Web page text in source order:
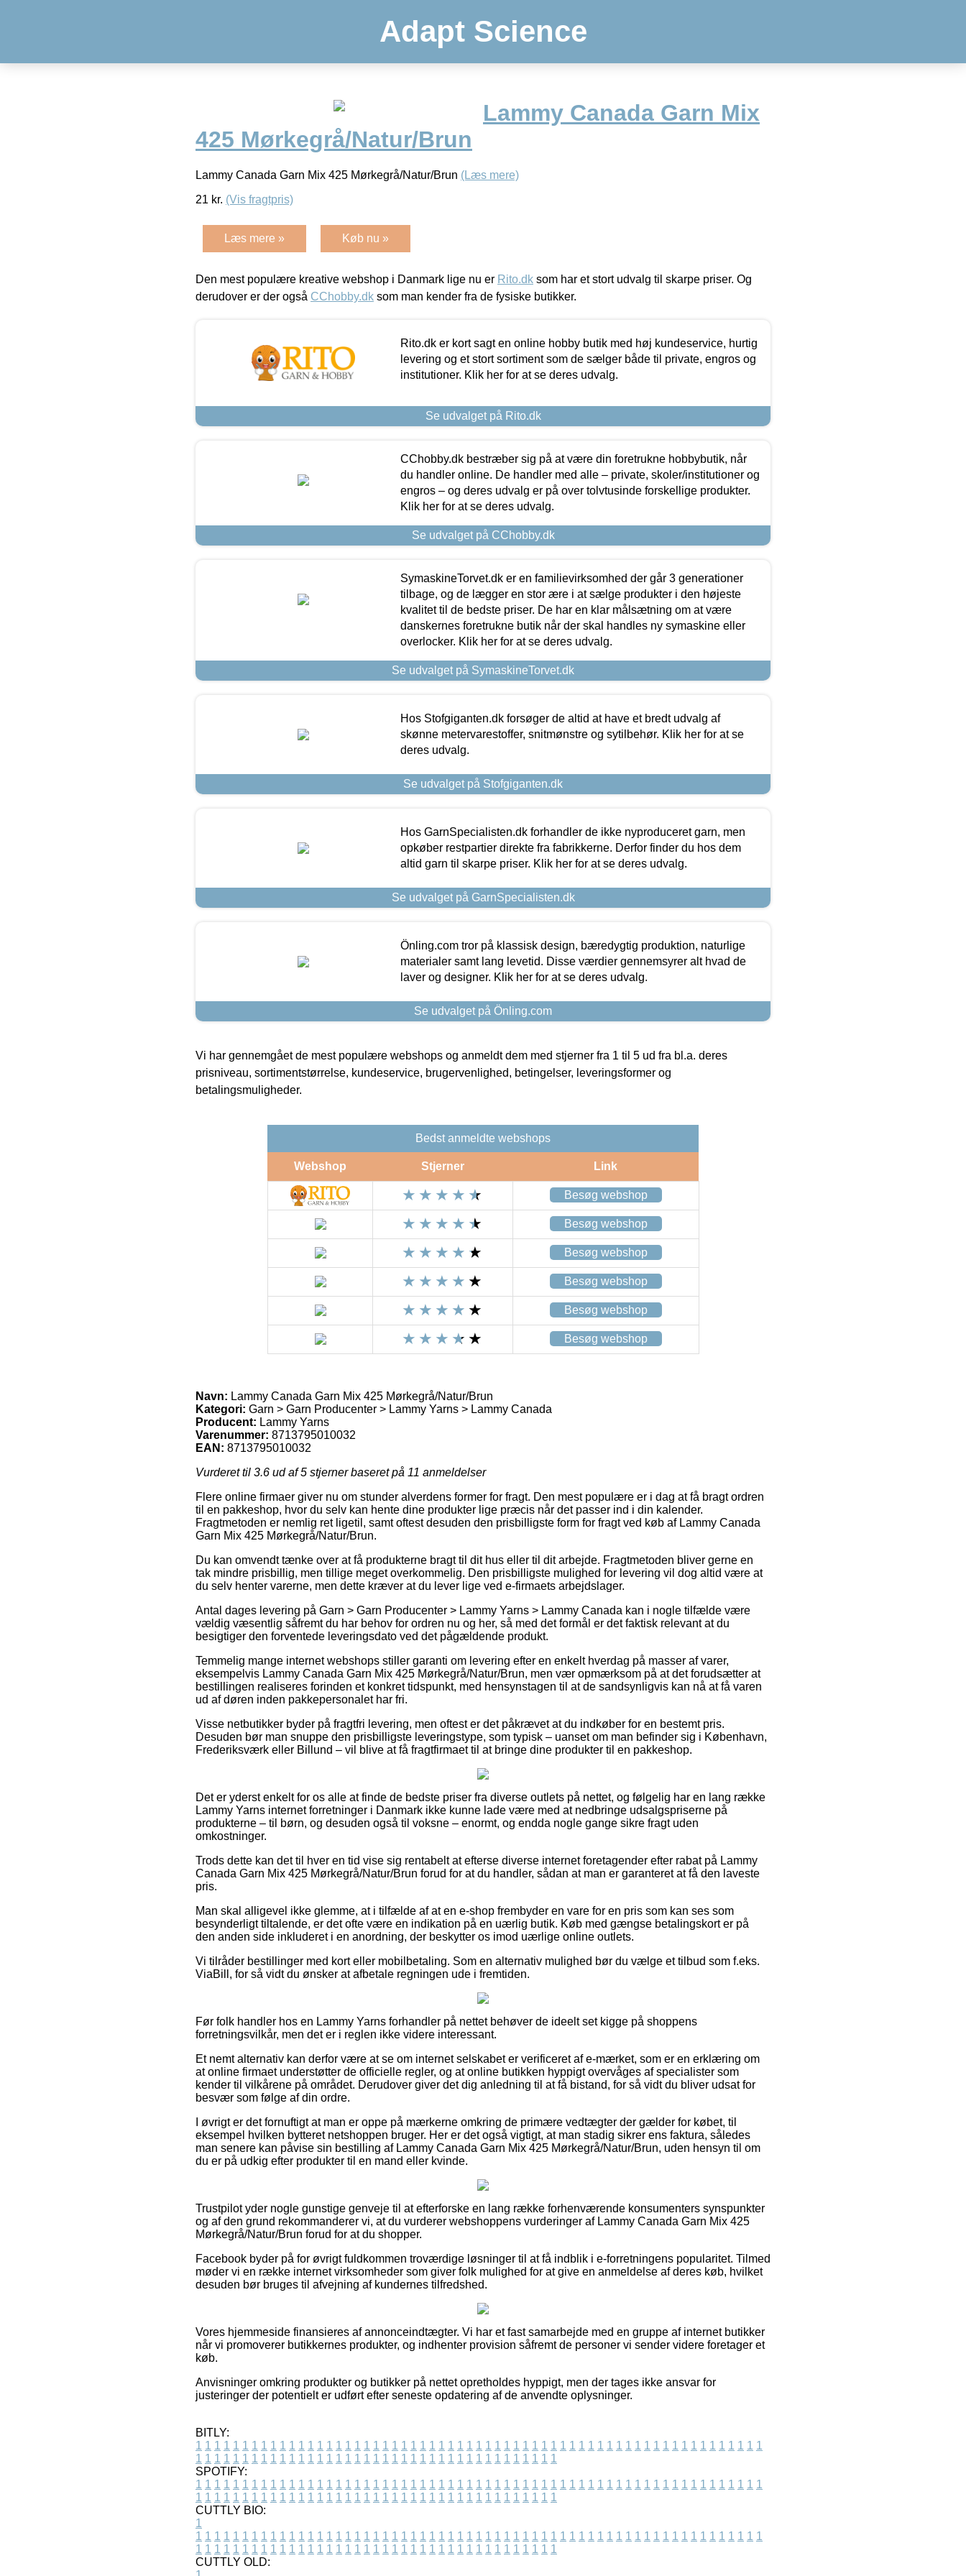
Adapt Science
Lammy Canada Garn Mix
425 Mørkegrå/Natur/Brun
Lammy Canada Garn Mix 425 Mørkegrå/Natur/Brun (Læs mere)
21 kr. (Vis fragtpris)
Læs mere » Køb nu »
Den mest populære kreative webshop i Danmark lige nu er Rito.dk som har et stort udvalg til skarpe priser. Og
derudover er der også CChobby.dk som man kender fra de fysiske butikker.
Rito.dk er kort sagt en online hobby butik med høj kundeservice, hurtig
levering og et stort sortiment som de sælger både til private, engros og
institutioner. Klik her for at se deres udvalg.
Se udvalget på Rito.dk
CChobby.dk bestræber sig på at være din foretrukne hobbybutik, når
du handler online. De handler med alle – private, skoler/institutioner og
engros – og deres udvalg er på over tolvtusinde forskellige produkter.
Klik her for at se deres udvalg.
Se udvalget på CChobby.dk
SymaskineTorvet.dk er en familievirksomhed der går 3 generationer
tilbage, og de lægger en stor ære i at sælge produkter i den højeste
kvalitet til de bedste priser. De har en klar målsætning om at være
danskernes foretrukne butik når der skal handles ny symaskine eller
overlocker. Klik her for at se deres udvalg.
Se udvalget på SymaskineTorvet.dk
Hos Stofgiganten.dk forsøger de altid at have et bredt udvalg af
skønne metervarestoffer, snitmønstre og sytilbehør. Klik her for at se
deres udvalg.
Se udvalget på Stofgiganten.dk
Hos GarnSpecialisten.dk forhandler de ikke nyproduceret garn, men
opkøber restpartier direkte fra fabrikkerne. Derfor finder du hos dem
altid garn til skarpe priser. Klik her for at se deres udvalg.
Se udvalget på GarnSpecialisten.dk
Önling.com tror på klassisk design, bæredygtig produktion, naturlige
materialer samt lang levetid. Disse værdier gennemsyrer alt hvad de
laver og designer. Klik her for at se deres udvalg.
Se udvalget på Önling.com
Vi har gennemgået de mest populære webshops og anmeldt dem med stjerner fra 1 til 5 ud fra bl.a. deres
prisniveau, sortimentstørrelse, kundeservice, brugervenlighed, betingelser, leveringsformer og
betalingsmuligheder.
Bedst anmeldte webshops
Webshop Stjerner Link
Besøg webshop
Besøg webshop
Besøg webshop
Besøg webshop
Besøg webshop
Besøg webshop
Navn: Lammy Canada Garn Mix 425 Mørkegrå/Natur/Brun
Kategori: Garn > Garn Producenter > Lammy Yarns > Lammy Canada
Producent: Lammy Yarns
Varenummer: 8713795010032
EAN: 8713795010032
Vurderet til 3.6 ud af 5 stjerner baseret på 11 anmeldelser
Flere online firmaer giver nu om stunder alverdens former for fragt. Den mest populære er i dag at få bragt ordren
til en pakkeshop, hvor du selv kan hente dine produkter lige præcis når det passer ind i din kalender.
Fragtmetoden er nemlig ret ligetil, samt oftest desuden den prisbilligste form for fragt ved køb af Lammy Canada
Garn Mix 425 Mørkegrå/Natur/Brun.
Du kan omvendt tænke over at få produkterne bragt til dit hus eller til dit arbejde. Fragtmetoden bliver gerne en
tak mindre prisbillig, men tillige meget overkommelig. Den prisbilligste mulighed for levering vil dog altid være at
du selv henter varerne, men dette kræver at du lever lige ved e-firmaets arbejdslager.
Antal dages levering på Garn > Garn Producenter > Lammy Yarns > Lammy Canada kan i nogle tilfælde være
vældig væsentlig såfremt du har behov for ordren nu og her, så med det formål er det faktisk relevant at du
besigtiger den forventede leveringsdato ved det pågældende produkt.
Temmelig mange internet webshops stiller garanti om levering efter en enkelt hverdag på masser af varer,
eksempelvis Lammy Canada Garn Mix 425 Mørkegrå/Natur/Brun, men vær opmærksom på at det forudsætter at
bestillingen realiseres forinden et konkret tidspunkt, med hensynstagen til at de sandsynligvis kan nå at få varen
ud af døren inden pakkepersonalet har fri.
Visse netbutikker byder på fragtfri levering, men oftest er det påkrævet at du indkøber for en bestemt pris.
Desuden bør man snuppe den prisbilligste leveringstype, som typisk – uanset om man befinder sig i København,
Frederiksværk eller Billund – vil blive at få fragtfirmaet til at bringe dine produkter til en pakkeshop.
Det er yderst enkelt for os alle at finde de bedste priser fra diverse outlets på nettet, og følgelig har en lang række
Lammy Yarns internet forretninger i Danmark ikke kunne lade være med at nedbringe udsalgspriserne på
produkterne – til børn, og desuden også til voksne – enormt, og endda nogle gange sikre fragt uden
omkostninger.
Trods dette kan det til hver en tid vise sig rentabelt at efterse diverse internet foretagender efter rabat på Lammy
Canada Garn Mix 425 Mørkegrå/Natur/Brun forud for at du handler, sådan at man er garanteret at få den laveste
pris.
Man skal alligevel ikke glemme, at i tilfælde af at en e-shop frembyder en vare for en pris som kan ses som
besynderligt tiltalende, er det ofte være en indikation på en uærlig butik. Køb med gængse betalingskort er på
den anden side inkluderet i en anordning, der beskytter os imod uærlige online outlets.
Vi tilråder bestillinger med kort eller mobilbetaling. Som en alternativ mulighed bør du vælge et tilbud som f.eks.
ViaBill, for så vidt du ønsker at afbetale regningen ude i fremtiden.
Før folk handler hos en Lammy Yarns forhandler på nettet behøver de ideelt set kigge på shoppens
forretningsvilkår, men det er i reglen ikke videre interessant.
Et nemt alternativ kan derfor være at se om internet selskabet er verificeret af e-mærket, som er en erklæring om
at online firmaet understøtter de officielle regler, og at online butikken hyppigt overvåges af specialister som
kender til vilkårene på området. Derudover giver det dig anledning til at få bistand, for så vidt du bliver udsat for
besvær som følge af din ordre.
I øvrigt er det fornuftigt at man er oppe på mærkerne omkring de primære vedtægter der gælder for købet, til
eksempel hvilken bytteret netshoppen bruger. Her er det også vigtigt, at man stadig sikrer ens faktura, således
man senere kan påvise sin bestilling af Lammy Canada Garn Mix 425 Mørkegrå/Natur/Brun, uden hensyn til om
du er på udkig efter produkter til en mand eller kvinde.
Trustpilot yder nogle gunstige genveje til at efterforske en lang række forhenværende konsumenters synspunkter
og af den grund rekommanderer vi, at du vurderer webshoppens vurderinger af Lammy Canada Garn Mix 425
Mørkegrå/Natur/Brun forud for at du shopper.
Facebook byder på for øvrigt fuldkommen troværdige løsninger til at få indblik i e-forretningens popularitet. Tilmed
møder vi en række internet virksomheder som giver folk mulighed for at give en anmeldelse af deres køb, hvilket
desuden bør bruges til afvejning af kundernes tilfredshed.
Vores hjemmeside finansieres af annonceindtægter. Vi har et fast samarbejde med en gruppe af internet butikker
når vi promoverer butikkernes produkter, og indhenter provision såfremt de personer vi sender videre foretager et
køb.
Anvisninger omkring produkter og butikker på nettet opretholdes hyppigt, men der tages ikke ansvar for
justeringer der potentielt er udført efter seneste opdatering af de anvendte oplysninger.
BITLY:
1 1 1 1 1 1 1 1 1 1 1 1 1 1 1 1 1 1 1 1 1 1 1 1 1 1 1 1 1 1 1 1 1 1 1 1 1 1 1 1 1 1 1 1 1 1 1 1 1 1 1 1 1 1 1 1 1 1 1 1 1
1 1 1 1 1 1 1 1 1 1 1 1 1 1 1 1 1 1 1 1 1 1 1 1 1 1 1 1 1 1 1 1 1 1 1 1 1 1 1
SPOTIFY:
1 1 1 1 1 1 1 1 1 1 1 1 1 1 1 1 1 1 1 1 1 1 1 1 1 1 1 1 1 1 1 1 1 1 1 1 1 1 1 1 1 1 1 1 1 1 1 1 1 1 1 1 1 1 1 1 1 1 1 1 1
1 1 1 1 1 1 1 1 1 1 1 1 1 1 1 1 1 1 1 1 1 1 1 1 1 1 1 1 1 1 1 1 1 1 1 1 1 1 1
CUTTLY BIO:
1
1 1 1 1 1 1 1 1 1 1 1 1 1 1 1 1 1 1 1 1 1 1 1 1 1 1 1 1 1 1 1 1 1 1 1 1 1 1 1 1 1 1 1 1 1 1 1 1 1 1 1 1 1 1 1 1 1 1 1 1 1
1 1 1 1 1 1 1 1 1 1 1 1 1 1 1 1 1 1 1 1 1 1 1 1 1 1 1 1 1 1 1 1 1 1 1 1 1 1 1
CUTTLY OLD: